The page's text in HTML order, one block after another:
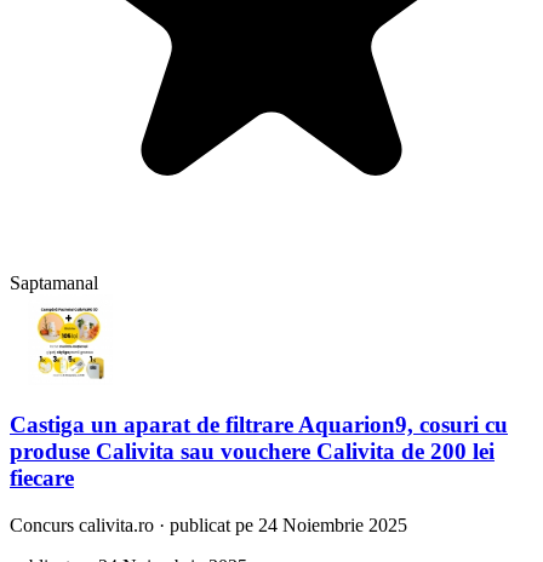
Saptamanal
Castiga un aparat de filtrare Aquarion9, cosuri cu
produse Calivita sau vouchere Calivita de 200 lei
fiecare
Concurs calivita.ro · publicat pe 24 Noiembrie 2025